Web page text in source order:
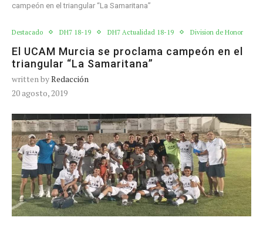
campeón en el triangular “La Samaritana”
Destacado DH7 18-19 DH7 Actualidad 18-19 Division de Honor
El UCAM Murcia se proclama campeón en el
triangular “La Samaritana”
written byRedacción
20 agosto, 2019